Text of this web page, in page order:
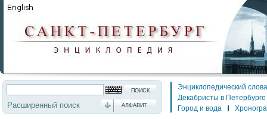
Расширенный поиск АЛФАВИТ
Энциклопедический
Декабристы в Петербурге
Город и вода